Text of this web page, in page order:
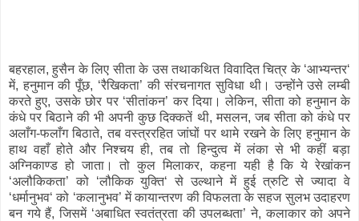
बहरहाल, हुसैन के लिए सीता के उस तथाकथित विवादित चित्र के ‘आभ्यन्तर‘
में, हनुमान की पूँछ, ‘रैखिकता’ की संरचनागत सुविधा थी। उन्होंने उसे लम्बी
करते हुए, उसके छोर पर ‘सीतांकन’ कर दिया। लेकिन, सीता को हनुमान के
कंधे पर बिठाने की भी अपनी कुछ दिक्कतें थी, मसलन, जब सीता को कंधे पर
अलाँग-फलाँग बिठाते, तब वस्त्ररहित जांघों पर थामे रखने के लिए हनुमान के
हाथ वहाँ होते और निश्चय ही, तब तो हिन्दुत्व में लंका से भी कहीं बड़ा
अग्निकाण्ड हो जाता। तो कुल मिलाकर, कहना यही है कि ये रेखांकन
‘अलौकिकता’ को ‘लौकिक युक्ति‘ से उल्थाने में हुई त्रुटि से ज्यादा वे
‘धर्मानुभव‘ को ‘कलानुभव’ में कायान्तरण की विफलता के सहज सुलभ उदाहरण
बन गये हैं, जिसमें ‘अबाधित स्वतंत्रता की उपलब्धता’ ने, कलाकार को अपने